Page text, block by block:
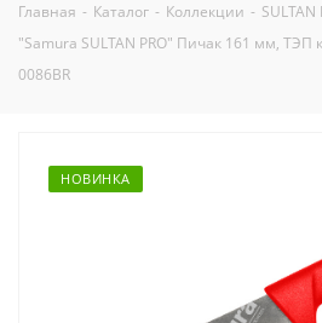
Главная - Каталог - Коллекции - SULTAN
"Samura SULTAN PRO" Пичак 161 мм, ТЭП
0086BR
НОВИНКА